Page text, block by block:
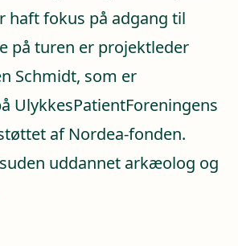
haft fokus på adgang til
på turen er projektleder
Schmidt, som er
UlykkesPatientForeningens
af Nordea-fonden.
uddannet arkæolog og